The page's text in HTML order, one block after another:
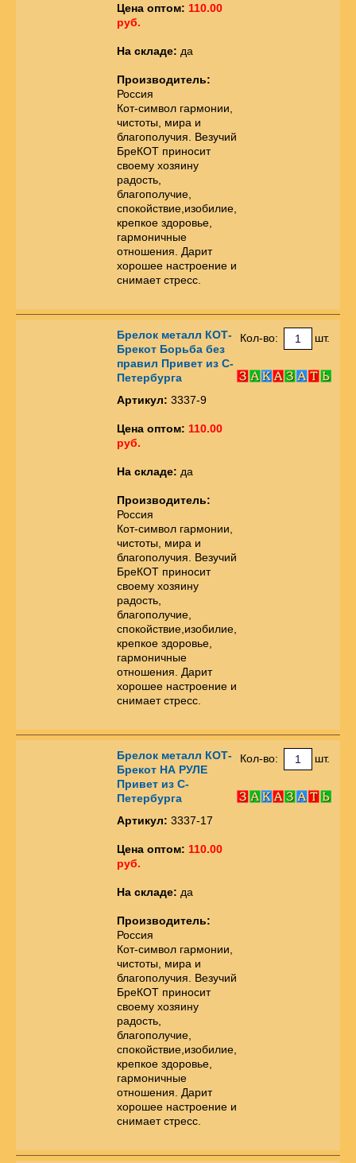
Цена оптом: 110.00
руб.
На складе: да
Производитель:
Россия
Кот-символ гармонии,
чистоты, мира и
благополучия. Везучий
БреКОТ приносит
своему хозяину
радость,
благополучие,
спокойствие,изобилие,
крепкое здоровье,
гармоничные
отношения. Дарит
хорошее настроение и
снимает стресс.
Брелок металл КОТ-
Брекот Борьба без
правил Привет из С-
Петербурга
Артикул: 3337-9
Цена оптом: 110.00
руб.
На складе: да
Производитель:
Россия
Кот-символ гармонии,
чистоты, мира и
благополучия. Везучий
БреКОТ приносит
своему хозяину
радость,
благополучие,
спокойствие,изобилие,
крепкое здоровье,
гармоничные
отношения. Дарит
хорошее настроение и
снимает стресс.
Кол-во: шт.
Брелок металл КОТ-
Брекот НА РУЛЕ
Привет из С-
Петербурга
Артикул: 3337-17
Цена оптом: 110.00
руб.
На складе: да
Производитель:
Россия
Кот-символ гармонии,
чистоты, мира и
благополучия. Везучий
БреКОТ приносит
своему хозяину
радость,
благополучие,
спокойствие,изобилие,
крепкое здоровье,
гармоничные
отношения. Дарит
хорошее настроение и
снимает стресс.
Кол-во: шт.